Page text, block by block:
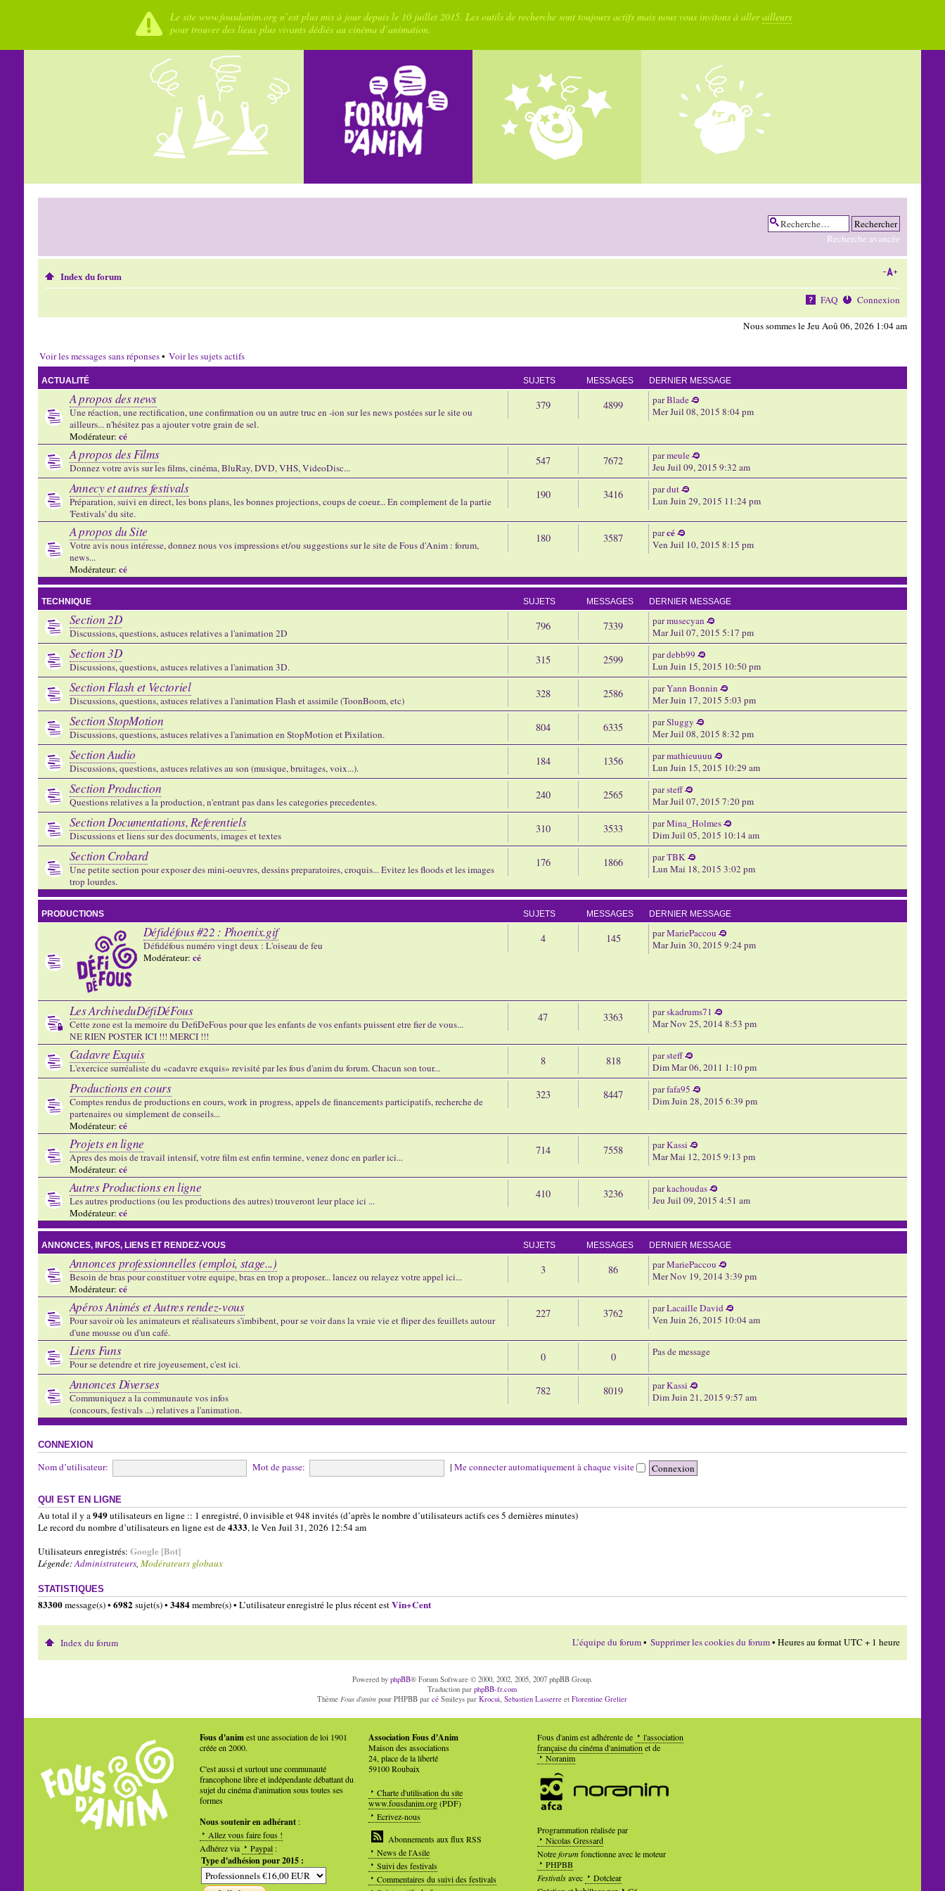
Le site www.fousdanim.org n’est plus mis à jour depuis le 10 juillet 2015. Les outils de recherche sont toujours actifs mais nous vous invitons à allerailleurs
pour trouver des lieux plus vivants dédiés au cinéma d’animation.
Recherche avancée
Index du forum
FAQ Connexion
Nous sommes le Jeu Aoû 06, 2026 1:04 am
Voir les messages sans réponses• Voir les sujets actifs
ACTUALITÉ SUJETS MESSAGES DERNIER MESSAGE
A propos des news
Une réaction, une rectification, une confirmation ou un autre truc en -ion sur les news postées sur le site ou
ailleurs... n'hésitez pas a ajouter votre grain de sel.
Modérateur: cé
379 4899 parBlade
Mer Juil 08, 2015 8:04 pm
A propos des Films
Donnez votre avis sur les films, cinéma, BluRay, DVD, VHS, VideoDisc...
547 7672 parmeule
Jeu Juil 09, 2015 9:32 am
Annecy et autres festivals
Préparation, suivi en direct, les bons plans, les bonnes projections, coups de coeur... En complement de la partie
'Festivals' du site.
190 3416 pardut
Lun Juin 29, 2015 11:24 pm
A propos du Site
Votre avis nous intéresse, donnez nous vos impressions et/ou suggestions sur le site de Fous d'Anim : forum,
news...
Modérateur: cé
180 3587 parcé
Ven Juil 10, 2015 8:15 pm
TECHNIQUE SUJETS MESSAGES DERNIER MESSAGE
Section 2D
Discussions, questions, astuces relatives a l'animation 2D
796 7339 parmusecyan
Mar Juil 07, 2015 5:17 pm
Section 3D
Discussions, questions, astuces relatives a l'animation 3D.
315 2599 pardebb99
Lun Juin 15, 2015 10:50 pm
Section Flash et Vectoriel
Discussions, questions, astuces relatives a l'animation Flash et assimile (ToonBoom, etc)
328 2586 parYann Bonnin
Mer Juin 17, 2015 5:03 pm
Section StopMotion
Discussions, questions, astuces relatives a l'animation en StopMotion et Pixilation.
804 6335 parSluggy
Mer Juil 08, 2015 8:32 pm
Section Audio
Discussions, questions, astuces relatives au son (musique, bruitages, voix...).
184 1356 parmathieuuuu
Lun Juin 15, 2015 10:29 am
Section Production
Questions relatives a la production, n'entrant pas dans les categories precedentes.
240 2565 parsteff
Mar Juil 07, 2015 7:20 pm
Section Documentations, Referentiels
Discussions et liens sur des documents, images et textes
310 3533 parMina_Holmes
Dim Juil 05, 2015 10:14 am
Section Crobard
Une petite section pour exposer des mini-oeuvres, dessins preparatoires, croquis... Evitez les floods et les images
trop lourdes.
176 1866 parTBK
Lun Mai 18, 2015 3:02 pm
PRODUCTIONS SUJETS MESSAGES DERNIER MESSAGE
Défidéfous #22 : Phoenix.gif
Défidéfous numéro vingt deux : L'oiseau de feu
Modérateur: cé
4 145 parMariePaccou
Mar Juin 30, 2015 9:24 pm
Les ArchiveduDéfiDéFous
Cette zone est la memoire du DefiDeFous pour que les enfants de vos enfants puissent etre fier de vous...
NE RIEN POSTER ICI !!! MERCI !!!
47 3363 parskadrums71
Mar Nov 25, 2014 8:53 pm
Cadavre Exquis
L'exercice surréaliste du «cadavre exquis» revisité par les fous d'anim du forum. Chacun son tour...
8 818 parsteff
Dim Mar 06, 2011 1:10 pm
Productions en cours
Comptes rendus de productions en cours, work in progress, appels de financements participatifs, recherche de
partenaires ou simplement de conseils...
Modérateur: cé
323 8447 parfafa95
Dim Juin 28, 2015 6:39 pm
Projets en ligne
Apres des mois de travail intensif, votre film est enfin termine, venez donc en parler ici...
Modérateur: cé
714 7558 parKassi
Mar Mai 12, 2015 9:13 pm
Autres Productions en ligne
Les autres productions (ou les productions des autres) trouveront leur place ici ...
Modérateur: cé
410 3236 parkachoudas
Jeu Juil 09, 2015 4:51 am
ANNONCES, INFOS, LIENS ET RENDEZ-VOUS SUJETS MESSAGES DERNIER MESSAGE
Annonces professionnelles (emploi, stage...)
Besoin de bras pour constituer votre equipe, bras en trop a proposer... lancez ou relayez votre appel ici...
Modérateur: cé
3 86 parMariePaccou
Mer Nov 19, 2014 3:39 pm
Apéros Animés et Autres rendez-vous
Pour savoir où les animateurs et réalisateurs s'imbibent, pour se voir dans la vraie vie et fliper des feuillets autour
d'une mousse ou d'un café.
227 3762 parLacaille David
Ven Juin 26, 2015 10:04 am
Liens Funs
Pour se detendre et rire joyeusement, c'est ici.
0 0 Pas de message
Annonces Diverses
Communiquez a la communaute vos infos
(concours, festivals ...) relatives a l'animation.
782 8019 parKassi
Dim Juin 21, 2015 9:57 am
CONNEXION
Nom d’utilisateur: Mot de passe: | Me connecter automatiquement à chaque visite
QUI EST EN LIGNE
Au total il y a949utilisateurs en ligne :: 1 enregistré, 0 invisible et 948 invités (d’après le nombre d’utilisateurs actifs ces 5 dernières minutes)
Le record du nombre d’utilisateurs en ligne est de4333, le Ven Juil 31, 2026 12:54 am
Utilisateurs enregistrés: Google [Bot]
Légende:Administrateurs, Modérateurs globaux
STATISTIQUES
83300message(s) • 6982sujet(s) • 3484membre(s) • L’utilisateur enregistré le plus récent estVin+Cent
Index du forum L’équipe du forum• Supprimer les cookies du forum• Heures au format UTC + 1 heure
Powered by phpBB® Forum Software © 2000, 2002, 2005, 2007 phpBB Group.
Traduction parphpBB-fr.com
Thème Fous d'anim pour PHPBB parcé Smileys parKrocui ,Sebastien Lasserre etFlorentine Grelier
Fous d'animest une association de loi 1901
créée en 2000.
C'est aussi et surtout une communauté
francophone libre et indépendante débattant du
sujet du cinéma d'animation sous toutes ses
formes
Nous soutenir en adhérant:
Allez vous faire fous !
Adhérez via
Paypal:
Type d'adhésion pour 2015 :
Association Fous d'Anim
Maison des associations
24, place de la liberté
59100 Roubaix
Charte d'utilisation du site
www.fousdanim.org(PDF)
Ecrivez-nous
Abonnements aux flux RSS
News de l'Asile
Suivi des festivals
Commentaires du suivi des festivals
Fous d'anim est adhérente de
l'association
française du cinéma d'animationet de
Noranim
Programmation réalisée par
Nicolas Gressard
Notreforumfonctionne avec le moteur
PHPBB
Festivalsavec
Dotclear